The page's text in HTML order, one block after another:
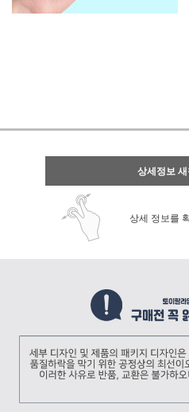
상세정보
상세 정보를